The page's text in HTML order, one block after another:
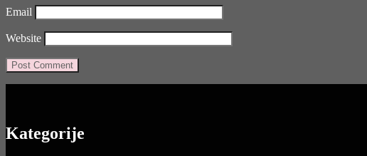
Email
Website
Kategorije